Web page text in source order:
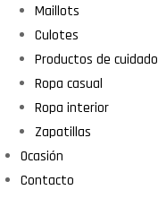
Maillots
Culotes
Productos de cuidado
Ropa casual
Ropa interior
Zapatillas
Ocasión
Contacto